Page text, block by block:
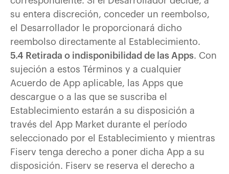
su entera discreción, conceder un reembolso,
el Desarrollador le proporcionará dicho
reembolso directamente al Establecimiento.
5.4 Retirada o indisponibilidad de las Apps. Con
sujeción a estos Términos y a cualquier
Acuerdo de App aplicable, las Apps que
descargue o a las que se suscriba el
Establecimiento estarán a su disposición a
través del App Market durante el período
seleccionado por el Establecimiento y mientras
Fiserv tenga derecho a poner dicha App a su
disposición. Fiserv se reserva el derecho a